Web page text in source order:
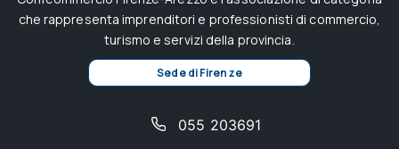
che rappresenta imprenditori e professionisti di commercio,
turismo e servizi della provincia.
Sede di Firenze
055 203691